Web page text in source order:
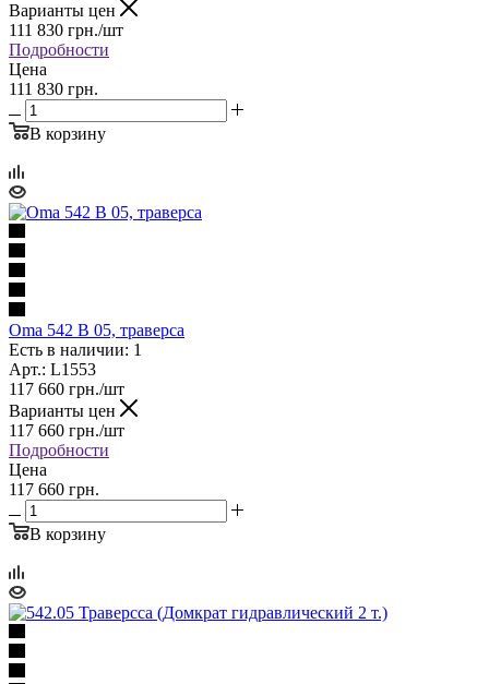
Варианты цен
111 830 грн./шт
Подробности
Цена
111 830 грн.
В корзину
Oma 542 B 05, траверса
Есть в наличии: 1
Арт.: L1553
117 660 грн./шт
Варианты цен
117 660 грн./шт
Подробности
Цена
117 660 грн.
В корзину